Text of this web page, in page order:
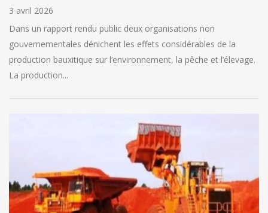
3 avril 2026
Dans un rapport rendu public deux organisations non
gouvernementales dénichent les effets considérables de la
production bauxitique sur l’environnement, la pêche et l’élevage.
La production...